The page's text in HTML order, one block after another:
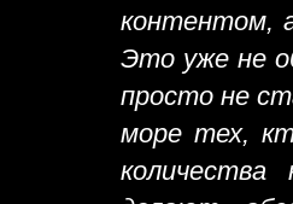
контентом,
Это уже не
просто не
море тех,